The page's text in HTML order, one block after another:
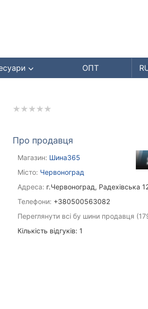
ОПТ
Про продавця
Магазин: Шина365
Місто: Червоноград
Адреса: г.Червоноград, Радехівська
Телефони: +380500563082
Переглянути всі бу шини продавця
Кількість відгуків: 1